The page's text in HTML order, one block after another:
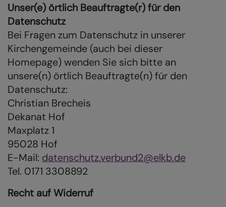
Unser(e) örtlich Beauftragte(r) für den
Datenschutz
Bei Fragen zum Datenschutz in unserer
Kirchengemeinde (auch bei dieser
Homepage) wenden Sie sich bitte an
unsere(n) örtlich Beauftragte(n) für den
Datenschutz:
Christian Brecheis
Dekanat Hof
Maxplatz 1
95028 Hof
E-Mail: datenschutz.verbund2@elkb.de
Tel. 0171 3308892
Recht auf Widerruf